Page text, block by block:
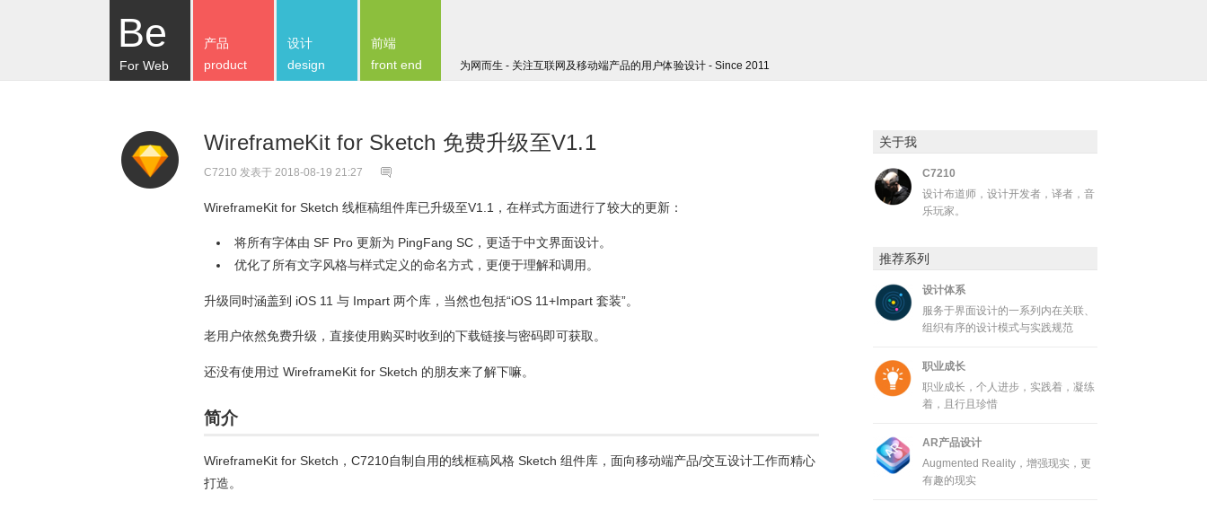
Be
For Web 为网而生 - 关注互联网及移动端产品的用户体验设计 - Since 2011
产品
product
设计
design
前端
front end
WireframeKit for Sketch 免费升级至V1.1
C7210 发表于 2018-08-19 21:27
WireframeKit for Sketch 线框稿组件库已升级至V1.1，在样式方面进行了较大的更新：
将所有字体由 SF Pro 更新为 PingFang SC，更适于中文界面设计。
优化了所有文字风格与样式定义的命名方式，更便于理解和调用。
升级同时涵盖到 iOS 11 与 Impart 两个库，当然也包括“iOS 11+Impart 套装”。
老用户依然免费升级，直接使用购买时收到的下载链接与密码即可获取。
还没有使用过 WireframeKit for Sketch 的朋友来了解下嘛。
简介
WireframeKit for Sketch，C7210自制自用的线框稿风格 Sketch 组件库，面向移动端产品/交互设计工作而精心
打造。
关于我
C7210
设计布道师，设计开发者，译者，音
乐玩家。
推荐系列
设计体系
服务于界面设计的一系列内在关联、
组织有序的设计模式与实践规范
职业成长
职业成长，个人进步，实践着，凝练
着，且行且珍惜
AR产品设计
Augmented Reality，增强现实，更
有趣的现实